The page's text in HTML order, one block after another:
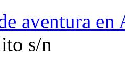
aventura en
s/n